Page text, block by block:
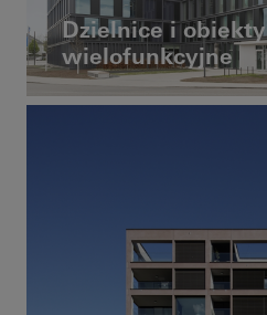
Dzielnice i obiekty
wielofunkcyjne